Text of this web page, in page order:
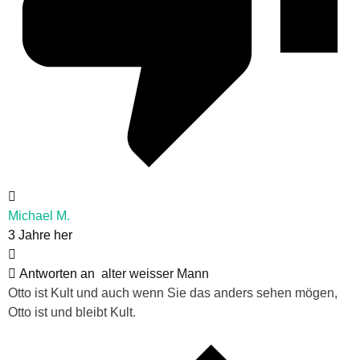
Michael M.
3 Jahre her
Antworten an alter weisser Mann
Otto ist Kult und auch wenn Sie das anders sehen mögen,
Otto ist und bleibt Kult.